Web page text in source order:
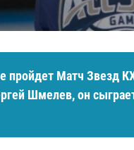
пройдет Матч Звезд
Шмелев, он